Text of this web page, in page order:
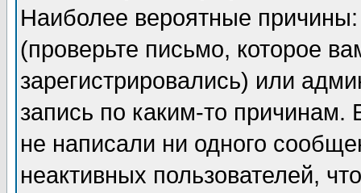
Наиболее вероятные
(проверьте письмо, которое
зарегистрировались) или
запись по каким-то
не написали ни одного
неактивных пользователей,